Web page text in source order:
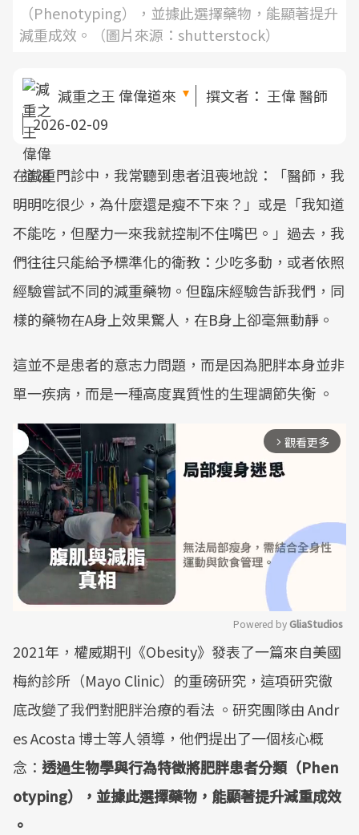
（Phenotyping），並據此選擇藥物，能顯著提升
減重成效。（圖片來源：shutterstock）
減重之王 偉偉道來 撰文者： 王偉 醫師
2026-02-09
在減重門診中，我常聽到患者沮喪地說：「醫師，我
明明吃很少，為什麼還是瘦不下來？」或是「我知道
不能吃，但壓力一來我就控制不住嘴巴。」過去，我
們往往只能給予標準化的衛教：少吃多動，或者依照
經驗嘗試不同的減重藥物。但臨床經驗告訴我們，同
樣的藥物在A身上效果驚人，在B身上卻毫無動靜。
這並不是患者的意志力問題，而是因為肥胖本身並非
單一疾病，而是一種高度異質性的生理調節失衡 。
arrow_forward_ios 觀看更多
Mute
Powered by GliaStudios
2021年，權威期刊《Obesity》發表了一篇來自美國
梅約診所（Mayo Clinic）的重磅研究，這項研究徹
底改變了我們對肥胖治療的看法 。研究團隊由 Andr
es Acosta 博士等人領導，他們提出了一個核心概
念： 透過生物學與行為特徵將肥胖患者分類（Phen
otyping），並據此選擇藥物，能顯著提升減重成效
。